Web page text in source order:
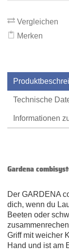
Vergleichen
Merken
Technische
Informationen
Gardena
Der GARDENA
dich, wenn du
Beeten oder
Griff mit weicher
Hand und ist am